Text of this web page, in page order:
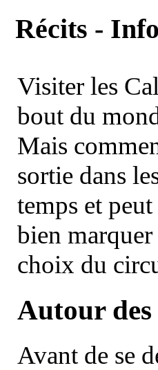
Récits -
Visiter les
bout du
Mais
sortie dans
temps et
bien marquer
choix du
Autour des
Avant de se